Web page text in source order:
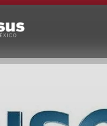
Usuario